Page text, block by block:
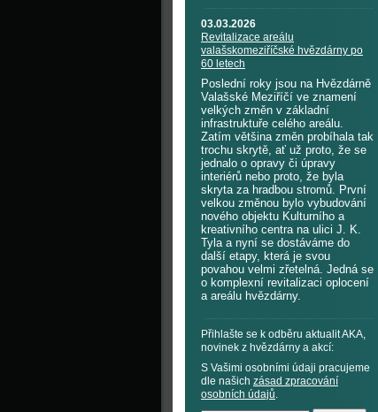
03.03.2026
Revitalizace areálu
valašskomeziříčské hvězdárny po
60 letech
Poslední roky jsou na Hvězdárně
Valašské Meziříčí ve znamení
velkých změn v základní
infrastruktuře celého areálu.
Zatím většina změn probíhala tak
trochu skrytě, ať už proto, že se
jednalo o opravy či úpravy
interiérů nebo proto, že byla
skryta za hradbou stromů. První
velkou změnou bylo vybudování
nového objektu Kulturního a
kreativního centra na ulici J. K.
Tyla a nyní se dostáváme do
další etapy, která je svou
povahou velmi zřetelná. Jedná se
o komplexní revitalizaci oplocení
a areálu hvězdárny.
Přihlašte se k odběru aktualit AKA,
novinek z hvězdárny a akcí:
S Vašimi osobními údaji pracujeme
dle našich zásad zpracování
osobních údajů.